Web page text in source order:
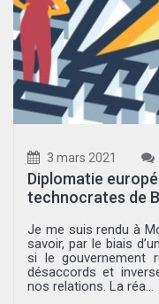
3 mars 2021
Diplomatie
technocrates de
Je me suis rendu à
savoir, par le biais
si le gouvernement
désaccords et
nos relations. La réa...